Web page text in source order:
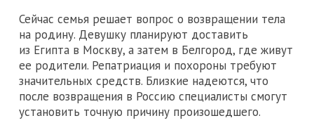
Сейчас семья решает вопрос о возвращении тела
на родину. Девушку планируют доставить
из Египта в Москву, а затем в Белгород, где живут
ее родители. Репатриация и похороны требуют
значительных средств. Близкие надеются, что
после возвращения в Россию специалисты смогут
установить точную причину произошедшего.